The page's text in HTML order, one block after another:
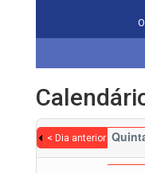
< Dia anterior